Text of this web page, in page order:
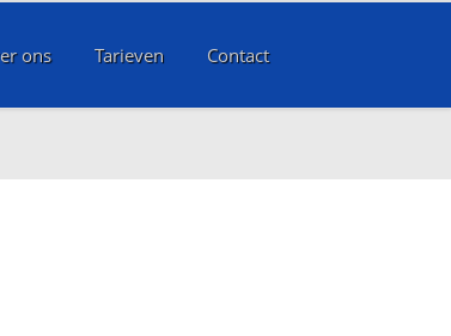
ons Tarieven Contact